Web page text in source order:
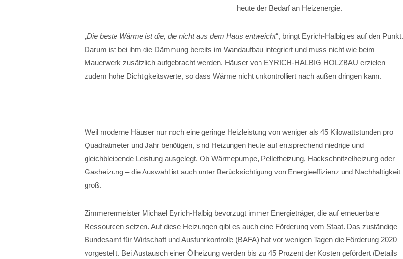
heute der Bedarf an Heizenergie.
„Die beste Wärme ist die, die nicht aus dem Haus entweicht“, bringt Eyrich-Halbig es auf den Punkt.
Darum ist bei ihm die Dämmung bereits im Wandaufbau integriert und muss nicht wie beim
Mauerwerk zusätzlich aufgebracht werden. Häuser von EYRICH-HALBIG HOLZBAU erzielen
zudem hohe Dichtigkeitswerte, so dass Wärme nicht unkontrolliert nach außen dringen kann.
Weil moderne Häuser nur noch eine geringe Heizleistung von weniger als 45 Kilowattstunden pro
Quadratmeter und Jahr benötigen, sind Heizungen heute auf entsprechend niedrige und
gleichbleibende Leistung ausgelegt. Ob Wärmepumpe, Pelletheizung, Hackschnitzelheizung oder
Gasheizung – die Auswahl ist auch unter Berücksichtigung von Energieeffizienz und Nachhaltigkeit
groß.
Zimmerermeister Michael Eyrich-Halbig bevorzugt immer Energieträger, die auf erneuerbare
Ressourcen setzen. Auf diese Heizungen gibt es auch eine Förderung vom Staat. Das zuständige
Bundesamt für Wirtschaft und Ausfuhrkontrolle (BAFA) hat vor wenigen Tagen die Förderung 2020
vorgestellt. Bei Austausch einer Ölheizung werden bis zu 45 Prozent der Kosten gefördert (Details